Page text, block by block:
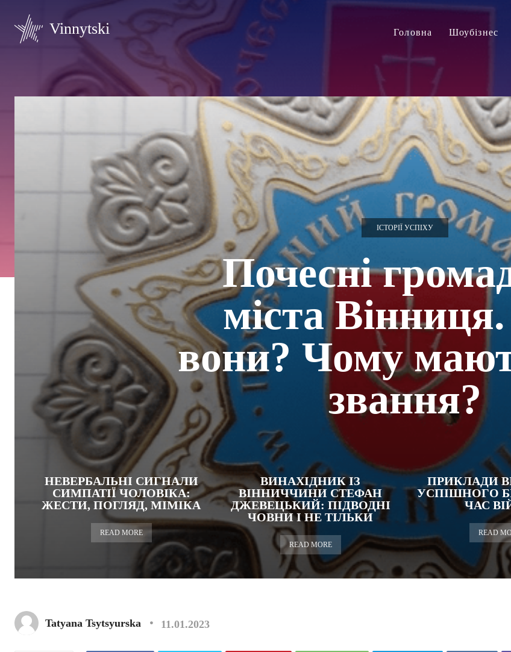
Vinnytski Головна Шоубізнес
ІСТОРІЇ УСПІХУ
Почесні
міста
вони? Чому
звання?
НЕВЕРБАЛЬНІ СИГНАЛИ
СИМПАТІЇ ЧОЛОВІКА:
ЖЕСТИ, ПОГЛЯД, МІМІКА
READ MORE
ВИНАХІДНИК ІЗ
ВІННИЧЧИНИ СТЕФАН
ДЖЕВЕЦЬКИЙ: ПІДВОДНІ
ЧОВНИ І НЕ ТІЛЬКИ
READ MORE
ПРИКЛАДИ
УСПІШНОГО
ЧАС
READ
Tatyana Tsytsyurska 11.01.2023